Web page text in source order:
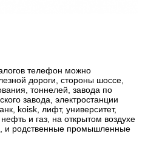
телефон можно
дороги, стороны шоссе,
тоннелей, завода по
завода, электростанции
koisk, лифт, университет,
и газ, на открытом воздухе
и родственные промышленные